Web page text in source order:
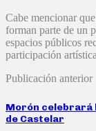
Cabe mencionar
forman parte de un
espacios públicos
participación
Publicación anterior
Morón celebrará
de Castelar